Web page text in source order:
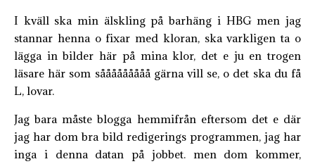
I kväll ska min älskling på barhäng i HBG men jag
stannar henna o fixar med kloran, ska varkligen ta o
lägga in bilder här på mina klor, det e ju en trogen
läsare här som sååååååååå gärna vill se, o det ska du få
L, lovar.
Jag bara måste blogga hemmifrån eftersom det e där
jag har dom bra bild redigerings programmen, jag har
inga i denna datan på jobbet. men dom kommer,